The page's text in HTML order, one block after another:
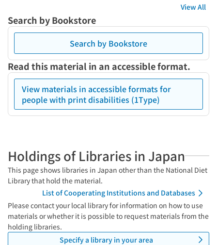
View All
Search by Bookstore
Search by Bookstore
Read this material in an accessible format.
View materials in accessible formats for
people with print disabilities (1Type)
Holdings of Libraries in Japan
This page shows libraries in Japan other than the National Diet
Library that hold the material.
List of Cooperating Institutions and Databases
Please contact your local library for information on how to use
materials or whether it is possible to request materials from the
holding libraries.
Specify a library in your area